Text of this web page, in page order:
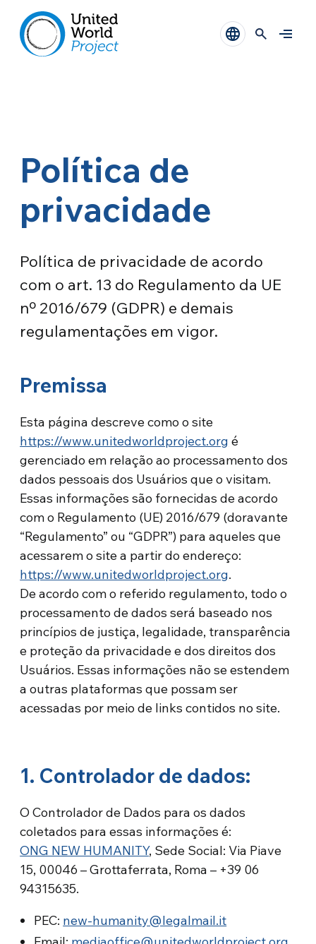
Política de
privacidade
Política de privacidade de acordo
com o art. 13 do Regulamento da UE
nº 2016/679 (GDPR) e demais
regulamentações em vigor.
Premissa
Esta página descreve como o site
https://www.unitedworldproject.org é
gerenciado em relação ao processamento dos
dados pessoais dos Usuários que o visitam.
Essas informações são fornecidas de acordo
com o Regulamento (UE) 2016/679 (doravante
“Regulamento” ou “GDPR”) para aqueles que
acessarem o site a partir do endereço:
https://www.unitedworldproject.org.
De acordo com o referido regulamento, todo o
processamento de dados será baseado nos
princípios de justiça, legalidade, transparência
e proteção da privacidade e dos direitos dos
Usuários. Essas informações não se estendem
a outras plataformas que possam ser
acessadas por meio de links contidos no site.
1. Controlador de dados:
O Controlador de Dados para os dados
coletados para essas informações é:
ONG NEW HUMANITY, Sede Social: Via Piave
15, 00046 – Grottaferrata, Roma – +39 06
94315635.
PEC: new-humanity@legalmail.it